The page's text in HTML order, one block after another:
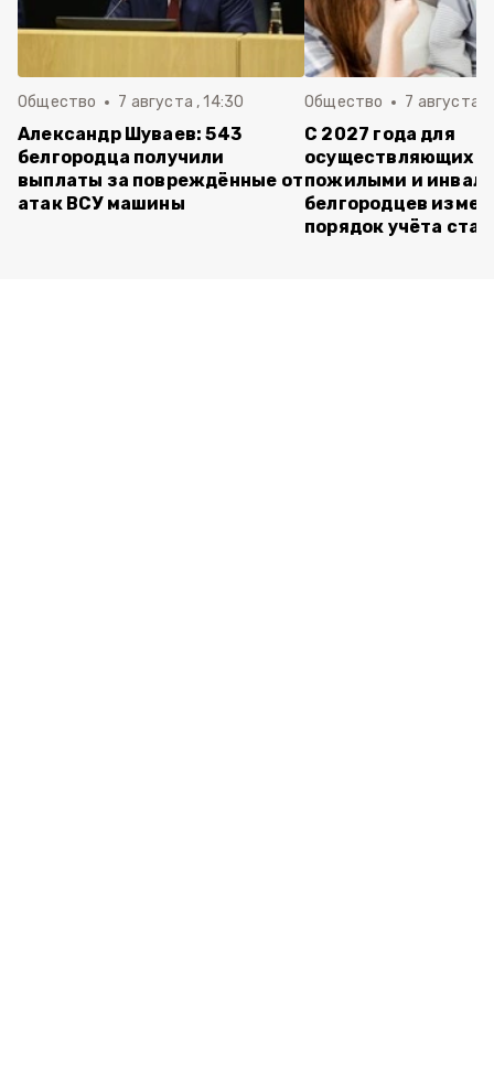
Общество 7 августа , 14:30
Александр Шуваев: 543
белгородца получили
выплаты за повреждённые от
атак ВСУ машины
Общество 7 августа ,
С 2027 года для
осуществляющих
пожилыми и
белгородцев
порядок учёта ста